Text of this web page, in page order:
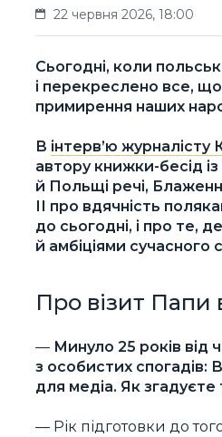
22 червня 2026, 18:00
Сьогодні, коли
і перекреслено все,
примирення наших
В інтерв’ю журналісту
автору книжки-бесід
й Польщі речі,
ІІ про вдячність
до сьогодні, і про те,
й амбіціями сучасного
Про візит Папи
— Минуло 25 років від
з особистих спогадів:
для медіа. Як згадуєте
— Рік підготовки до